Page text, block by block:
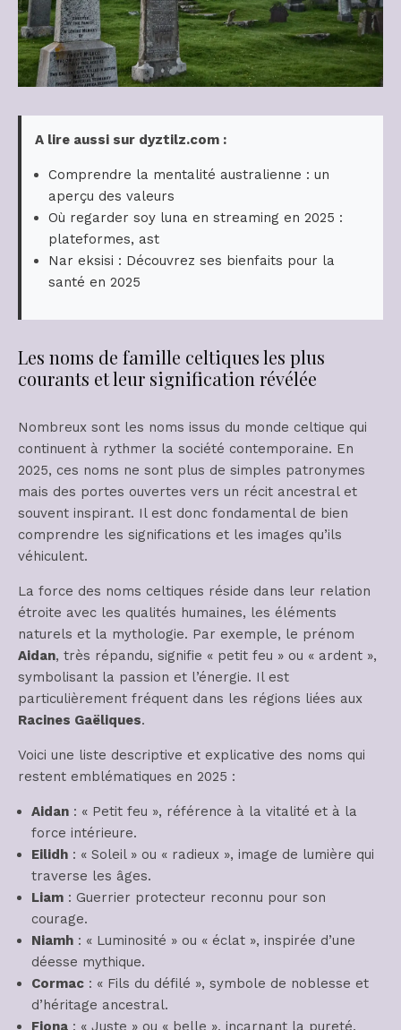
A lire aussi sur dyztilz.com :
Comprendre la mentalité australienne : un
aperçu des valeurs
Où regarder soy luna en streaming en 2025 :
plateformes, ast
Nar eksisi : Découvrez ses bienfaits pour la
santé en 2025
Les noms de famille celtiques les plus
courants et leur signification révélée
Nombreux sont les noms issus du monde celtique qui
continuent à rythmer la société contemporaine. En
2025, ces noms ne sont plus de simples patronymes
mais des portes ouvertes vers un récit ancestral et
souvent inspirant. Il est donc fondamental de bien
comprendre les significations et les images qu’ils
véhiculent.
La force des noms celtiques réside dans leur relation
étroite avec les qualités humaines, les éléments
naturels et la mythologie. Par exemple, le prénom
Aidan, très répandu, signifie « petit feu » ou « ardent »,
symbolisant la passion et l’énergie. Il est
particulièrement fréquent dans les régions liées aux
Racines Gaëliques.
Voici une liste descriptive et explicative des noms qui
restent emblématiques en 2025 :
Aidan : « Petit feu », référence à la vitalité et à la
force intérieure.
Eilidh : « Soleil » ou « radieux », image de lumière qui
traverse les âges.
Liam : Guerrier protecteur reconnu pour son
courage.
Niamh : « Luminosité » ou « éclat », inspirée d’une
déesse mythique.
Cormac : « Fils du défilé », symbole de noblesse et
d’héritage ancestral.
Fiona : « Juste » ou « belle », incarnant la pureté.